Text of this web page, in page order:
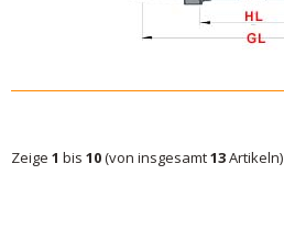
Zeige 1 bis 10(von insgesamt13Artikeln)